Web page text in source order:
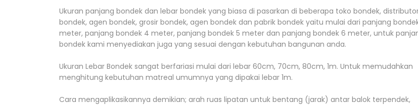
Ukuran panjang bondek dan lebar bondek yang biasa di pasarkan di beberapa toko bondek,
bondek, agen bondek, grosir bondek, agen bondek dan pabrik bondek yaitu mulai dari panjang
meter, panjang bondek 4 meter, panjang bondek 5 meter dan panjang bondek 6 meter, untuk
bondek kami menyediakan juga yang sesuai dengan kebutuhan bangunan anda.
Ukuran Lebar Bondek sangat berfariasi mulai dari lebar 60cm, 70cm, 80cm, 1m. Untuk memudahkan
menghitung kebutuhan matreal umumnya yang dipakai lebar 1m.
Cara mengaplikasikannya demikian; arah ruas lipatan untuk bentang (jarak) antar balok terpendek,